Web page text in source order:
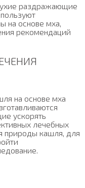
раздражающие
на основе мха,
рекомендаций
на основе мха
ускорять
лечебных
природы кашля, для